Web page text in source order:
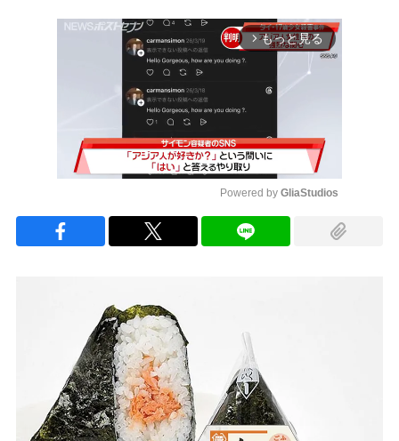
arrow_forward_ios もっと見る
Powered by GliaStudios